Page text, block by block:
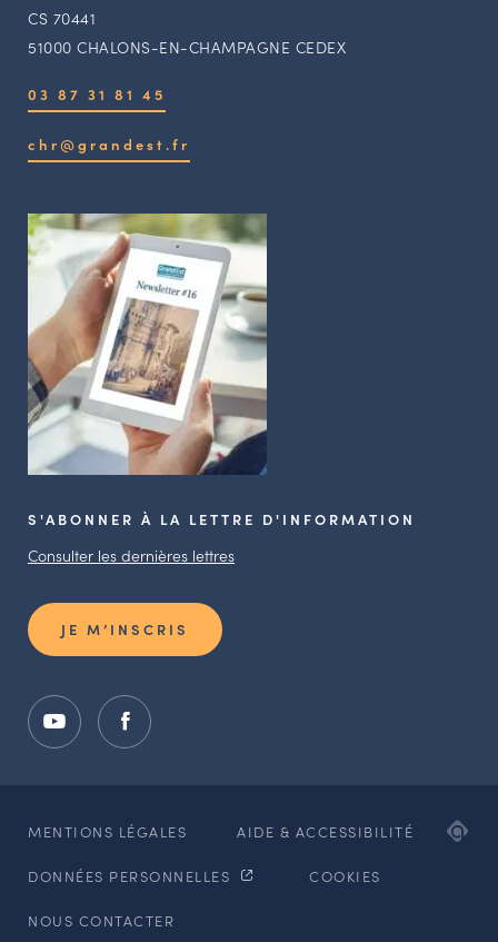
CS 70441
51000 CHALONS-EN-CHAMPAGNE CEDEX
03 87 31 81 45
chr@grandest.fr
S'ABONNER À LA LETTRE D'INFORMATION
Consulter les dernières lettres
JE M’INSCRIS
MENTIONS LÉGALES AIDE & ACCESSIBILITÉ
DONNÉES PERSONNELLES COOKIES
NOUS CONTACTER